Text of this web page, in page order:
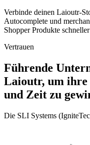
Verbinde deinen Laioutr-
Autocomplete und
Shopper Produkte
Vertrauen
Führende
Laioutr, um ihre
und Zeit zu
Die SLI Systems